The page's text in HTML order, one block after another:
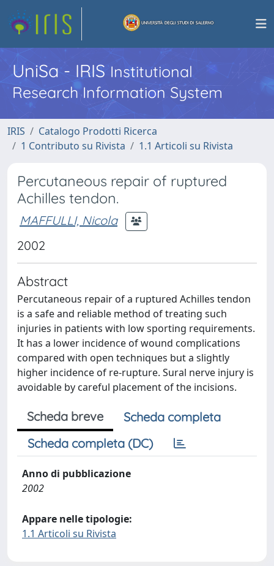
UniSa - IRISInstitutional
Research Information System
IRIS
Catalogo Prodotti Ricerca
1 Contributo su Rivista
1.1 Articoli su Rivista
Percutaneous repair of ruptured
Achilles tendon.
MAFFULLI, Nicola
2002
Abstract
Percutaneous repair of a ruptured Achilles tendon
is a safe and reliable method of treating such
injuries in patients with low sporting requirements.
It has a lower incidence of wound complications
compared with open techniques but a slightly
higher incidence of re-rupture. Sural nerve injury is
avoidable by careful placement of the incisions.
Scheda breve
Scheda completa
Scheda completa (DC)
Anno di pubblicazione
2002
Appare nelle tipologie:
1.1 Articoli su Rivista